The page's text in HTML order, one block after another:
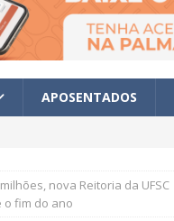
APOSENTADOS
nova Reitoria da UFSC
fim do ano